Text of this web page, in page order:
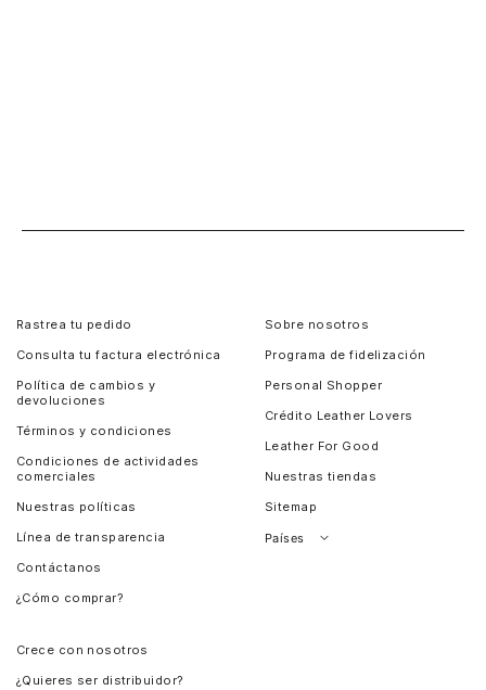
Rastrea tu pedido
Consulta tu factura electrónica
Política de cambios y
devoluciones
Términos y condiciones
Condiciones de actividades
comerciales
Nuestras políticas
Línea de transparencia
Contáctanos
¿Cómo comprar?
Sobre nosotros
Programa de fidelización
Personal Shopper
Crédito Leather Lovers
Leather For Good
Nuestras tiendas
Sitemap
Países
Crece con nosotros
¿Quieres ser distribuidor?